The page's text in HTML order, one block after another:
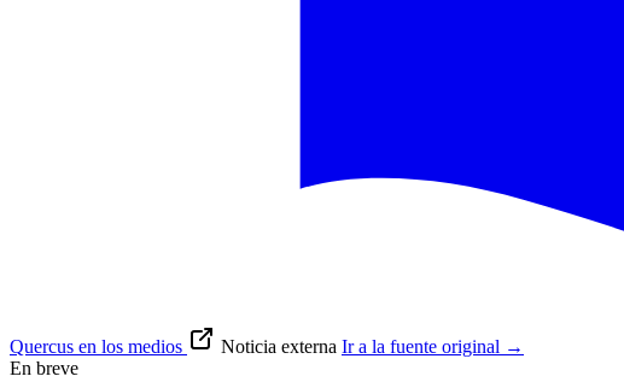
Quercus en los medios Noticia externa Ir a la fuente original →
En breve